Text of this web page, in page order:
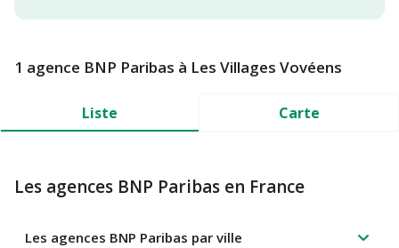
1 agence BNP Paribas à Les Villages Vovéens
Liste Carte
Les agences BNP Paribas en France
Les agences BNP Paribas par ville